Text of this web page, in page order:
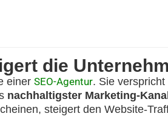
die
einer SEO-Agentur. Sie
nachhaltigster Marketing-Kanal
steigert den Website-